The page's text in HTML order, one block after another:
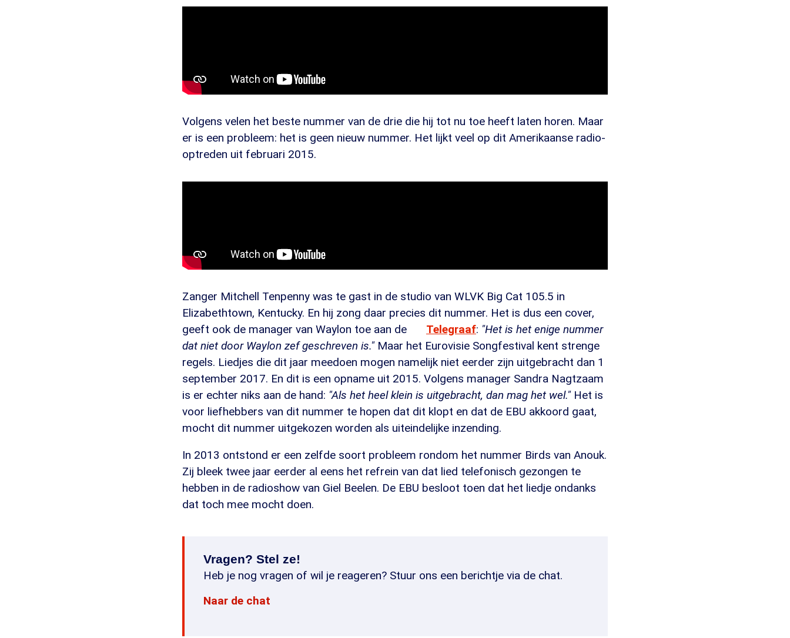
Volgens velen het beste nummer van de drie die hij tot nu toe heeft laten horen. Maar
er is een probleem: het is geen nieuw nummer. Het lijkt veel op dit Amerikaanse radio-
optreden uit februari 2015.
Zanger Mitchell Tenpenny was te gast in de studio van WLVK Big Cat 105.5 in
Elizabethtown, Kentucky. En hij zong daar precies dit nummer. Het is dus een cover,
geeft ook de manager van Waylon toe aan de
Telegraaf: "Het is het enige nummer
dat niet door Waylon zef geschreven is."Maar het Eurovisie Songfestival kent strenge
regels. Liedjes die dit jaar meedoen mogen namelijk niet eerder zijn uitgebracht dan 1
september 2017. En dit is een opname uit 2015. Volgens manager Sandra Nagtzaam
is er echter niks aan de hand: "Als het heel klein is uitgebracht, dan mag het wel."Het is
voor liefhebbers van dit nummer te hopen dat dit klopt en dat de EBU akkoord gaat,
mocht dit nummer uitgekozen worden als uiteindelijke inzending.
In 2013 ontstond er een zelfde soort probleem rondom het nummer Birds van Anouk.
Zij bleek twee jaar eerder al eens het refrein van dat lied telefonisch gezongen te
hebben in de radioshow van Giel Beelen. De EBU besloot toen dat het liedje ondanks
dat toch mee mocht doen.
Vragen? Stel ze!
Heb je nog vragen of wil je reageren? Stuur ons een berichtje via de chat.
Naar de chat